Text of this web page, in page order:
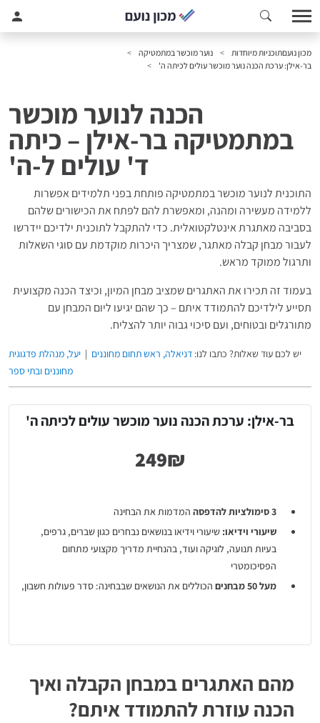
מכון נועםתוכניות מיוחדות
נוער מוכשר במתמטיקה
בר-אילן: ערכת הכנה נוער מוכשר עולים לכיתה ה'
הכנה לנוער מוכשר
במתמטיקה בר-אילן – כיתה
ד' עולים ל-ה'
התוכנית לנוער מוכשר במתמטיקה פותחת בפני תלמידים אפשרות
ללמידה מעשירה ומהנה, ומאפשרת להם לפתח את הכישורים שלהם
בסביבה מאתגרת אינטלקטואלית. כדי להתקבל לתוכנית ילדיכם יידרשו
לעבור מבחן קבלה מאתגר, שמצריך היכרות מוקדמת עם סוגי השאלות
ותרגול ממוקד מראש.
בעמוד זה תכירו את האתגרים שמציב מבחן המיון, וכיצד הכנה מקצועית
תסייע לילדיכם להתמודד איתם – כך שהם יגיעו ליום המבחן עם
מתורגלים ובטוחים, ועם סיכוי גבוה יותר להצליח.
יש לכם עוד שאלות? כתבו לנו: דניאלה, ראש תחום מחוננים | יעל, מנהלת פדגוגית
מחוננים ובתי ספר
בר-אילן: ערכת הכנה נוער מוכשר עולים לכיתה ה'
3 סימולציות להדפסה המדמות את הבחינה
שיעורי וידיאו: שיעורי וידיאו בנושאים נבחרים כגון שברים, גרפים,
בעיות תנועה, לוגיקה ועוד, בהנחיית מדריך מקצועי מתחום
הפסיכומטרי
מעל 50 מבחנים
הכוללים את הנושאים שבבחינה: סדר פעולות חשבון,
תרגול בהגבלת וזמןהמדמה את תנאי המבחן עצמו
השימוש בערכה זמין24/7 מכל מחשב ודפדפן.
תוקף הערכה: עד מועד המבחן תשפ"ז
מהם האתגרים במבחן הקבלה ואיך
הכנה עוזרת להתמודד איתם?